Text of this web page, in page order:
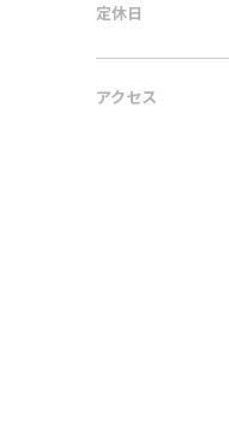
定休日
アクセス